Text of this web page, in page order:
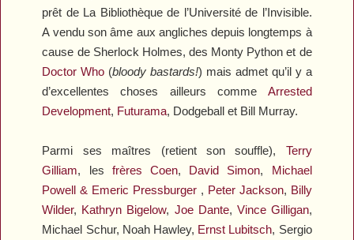
prêt de La Bibliothèque de l’Université de l’Invisible.
A vendu son âme aux angliches depuis longtemps à
cause de Sherlock Holmes, des Monty Python et de
Doctor Who (bloody bastards!) mais admet qu’il y a
d’excellentes choses ailleurs comme Arrested
Development, Futurama, Dodgeball et Bill Murray.
Parmi ses maîtres (retient son souffle), Terry
Gilliam, les frères Coen, David Simon, Michael
Powell & Emeric Pressburger , Peter Jackson, Billy
Wilder, Kathryn Bigelow, Joe Dante, Vince Gilligan,
Michael Schur, Noah Hawley, Ernst Lubitsch, Sergio